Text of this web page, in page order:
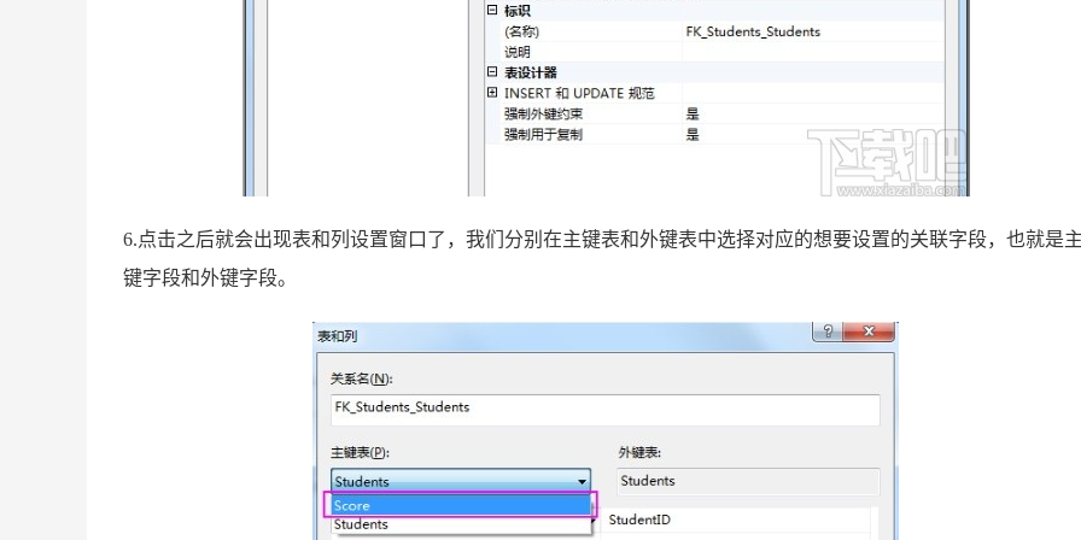
6.点击之后就会出现表和列设置窗口了，我们分别在主键表和外键表中选择对应的想要设置的关联字段，也就是
键字段和外键字段。